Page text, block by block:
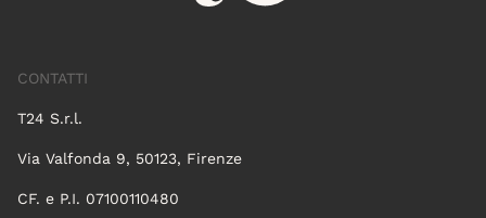
CONTATTI
T24 S.r.l.
Via Valfonda 9, 50123, Firenze
CF. e P.I. 07100110480